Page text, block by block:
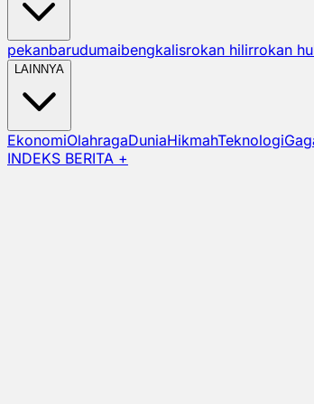
pekanbarudumaibengkalisrokan hilirrokan
LAINNYA
EkonomiOlahragaDuniaHikmahTeknologi
INDEKS BERITA +